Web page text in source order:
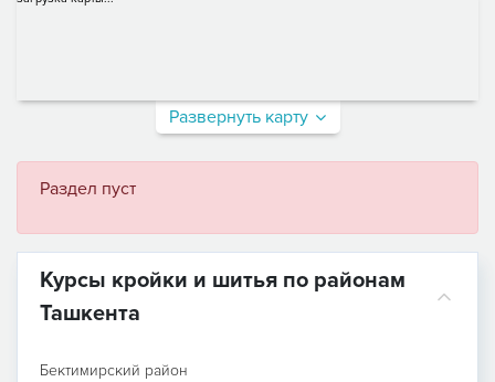
Развернуть карту
Раздел пуст
Курсы кройки и шитья по районам
Ташкента
Бектимирский район